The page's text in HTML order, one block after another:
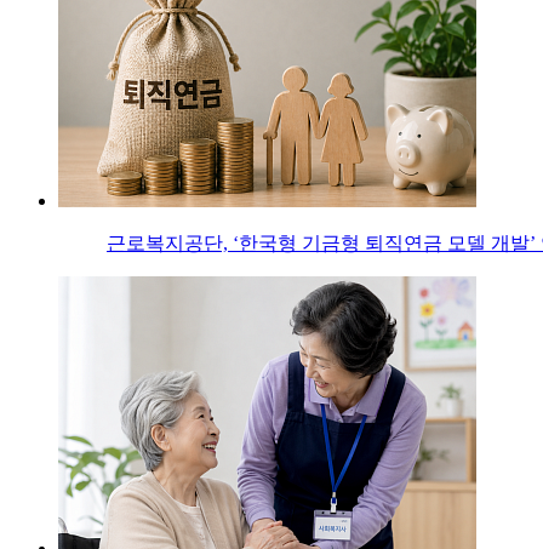
근로복지공단, ‘한국형 기금형 퇴직연금 모델 개발